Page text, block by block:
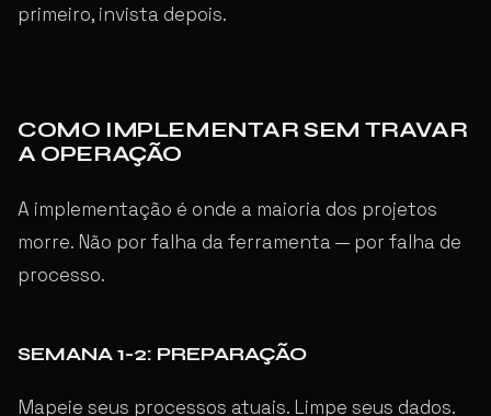
primeiro, invista depois.
COMO IMPLEMENTAR SEM TRAVAR
A OPERAÇÃO
A implementação é onde a maioria dos projetos
morre. Não por falha da ferramenta — por falha de
processo.
SEMANA 1-2: PREPARAÇÃO
Mapeie seus processos atuais. Limpe seus dados.